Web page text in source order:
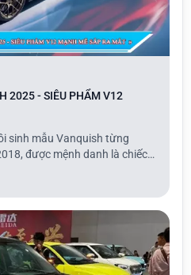
2025 - SIÊU PHẨM V12
sinh mẫu Vanquish từng
được mệnh danh là chiếc
111 năm của hãng.
đến sự kết hợp hoàn hảo
xe và khả năng vận hà